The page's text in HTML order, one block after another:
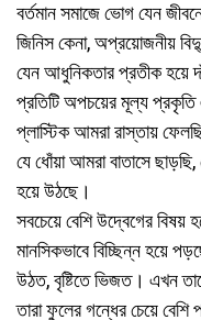
বর্তমান সমাজে ভোগ যেন
জিনিস কেনা, অপ্রয়োজনীয়
যেন আধুনিকতার প্রতীক হয়ে
প্রতিটি অপচয়ের মূল্য
প্লাস্টিক আমরা রাস্তায়
যে ধোঁয়া আমরা বাতাসে
হয়ে উঠছে।
সবচেয়ে বেশি উদ্বেগের বিষয়
মানসিকভাবে বিচ্ছিন্ন হয়ে
উঠত, বৃষ্টিতে ভিজত। এখন
তারা ফুলের গন্ধের চেয়ে